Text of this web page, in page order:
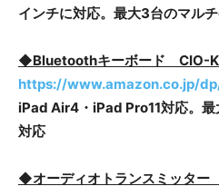
インチに対応。最大3台のマル
◆Bluetoothキーボード CIO-
https://www.amazon.co.jp/
iPad Air4・iPad Pro11対応。
対応
◆オーディオトランスミッタ